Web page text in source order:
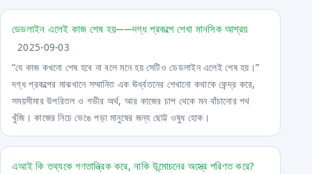
ডেডলাইন এলেই কাজ শেষ হয়──দগ্ধ প্রকল্পে শেখা মানসিক আশ্রয়
2025-09-03
“যে কাজ কখনো শেষ হবে না বলে মনে হয় সেটিও ডেডলাইন এলেই শেষ হয়।”
দগ্ধ প্রকল্পের মাঝখানে সম্মানিত এক ঊর্ধ্বতনের শেখানো কথাকে কেন্দ্র করে,
সময়সীমার উপরিতল ও গভীর অর্থ, আর কাজের চাপ থেকে মন বাঁচানোর পথ
খুঁজি। কাজের নিচে ভেঙে পড়া মানুষের জন্য ছোট্ট ওষুধ হোক।
এআই কি তথ্যকে গণতান্ত্রিক করে, নাকি উন্মোচনের অস্ত্রে পরিণত করে?